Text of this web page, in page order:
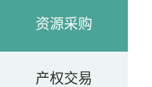
资源采购
产权交易